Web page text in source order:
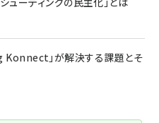
Konnect」が解決する課題とそ